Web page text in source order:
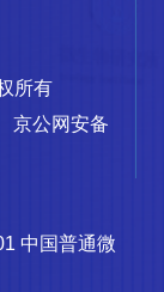
所有
京公网安备
中国普通微